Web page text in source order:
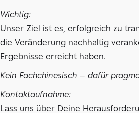
Wichtig:
Unser Ziel ist es, erfolgreich zu
die Veränderung nachhaltig
Ergebnisse erreicht haben.
Kein Fachchinesisch – dafür
Kontaktaufnahme:
Lass uns über Deine